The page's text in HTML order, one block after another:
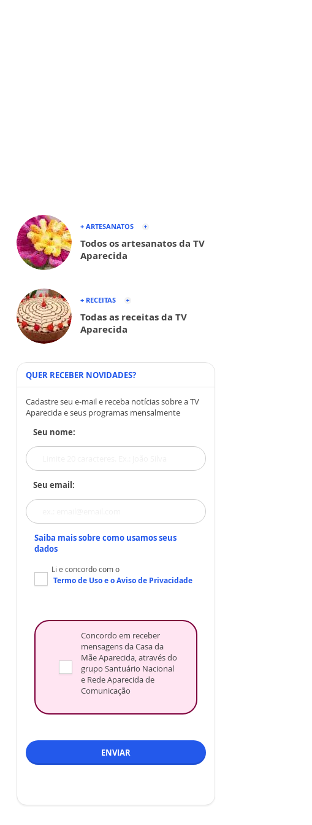
+ ARTESANATOS
Todos os artesanatos da TV
Aparecida
+ RECEITAS
Todas as receitas da TV
Aparecida
QUER RECEBER NOVIDADES?
Cadastre seu e-mail e receba notícias sobre a TV
Aparecida e seus programas mensalmente
Seu nome:
Seu email:
Saiba mais sobre como usamos seus
dados
Li e concordo com o
Termo de Usoe oAviso de Privacidade
Concordo em receber
mensagens da Casa da
Mãe Aparecida, através do
grupo Santuário Nacional
e Rede Aparecida de
Comunicação
ENVIAR